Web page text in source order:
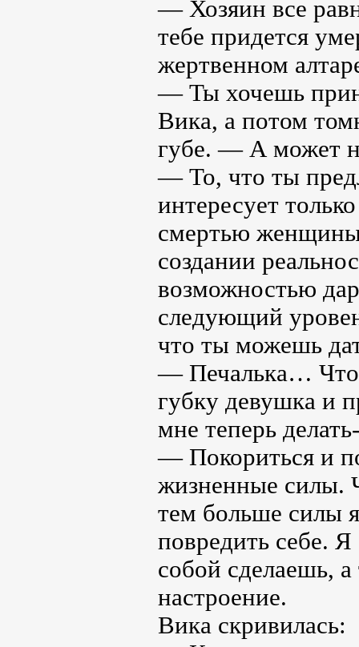
— Хозяин все
тебе придется
жертвенном
— Ты хочешь
Вика, а потом
губе. — А может
— То, что ты
интересует
смертью
создании
возможностью
следующий
что ты можешь
— Печалька… Что
губку девушка и
мне теперь
— Покориться и
жизненные силы.
тем больше силы
повредить себе.
собой сделаешь,
настроение.
Вика скривилась: